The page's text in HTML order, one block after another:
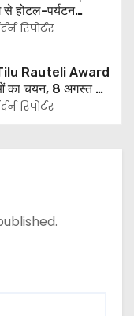
होटल-पर्यटन
रफ्तार
रिपोर्टर
Rauteli Award
का चयन, 8 अगस्त को
रिपोर्टर